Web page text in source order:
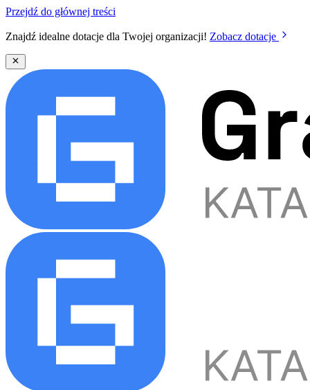
Przejdź do głównej treści
Znajdź idealne dotacje dla Twojej organizacji! Zobacz dotacje